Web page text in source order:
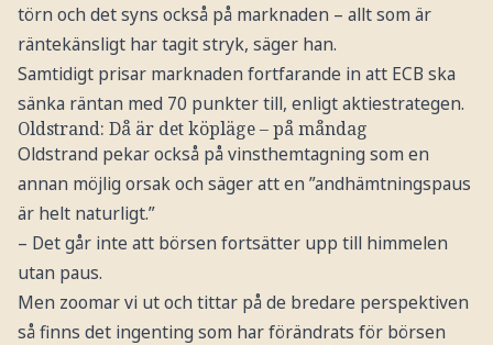
törn och det syns också på marknaden – allt som är
räntekänsligt har tagit stryk, säger han.
Samtidigt prisar marknaden fortfarande in att ECB ska
sänka räntan med 70 punkter till, enligt aktiestrategen.
Oldstrand: Då är det köpläge – på måndag
Oldstrand pekar också på vinsthemtagning som en
annan möjlig orsak och säger att en ”andhämtningspaus
är helt naturligt.”
– Det går inte att börsen fortsätter upp till himmelen
utan paus.
Men zoomar vi ut och tittar på de bredare perspektiven
så finns det ingenting som har förändrats för börsen